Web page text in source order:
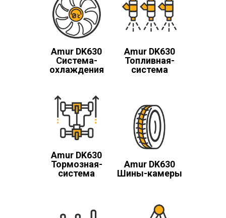
Amur DK630
Система-
охлаждения
Amur DK630
Топливная-
система
Amur DK630
Тормозная-
система
Amur DK630
Шины-камеры